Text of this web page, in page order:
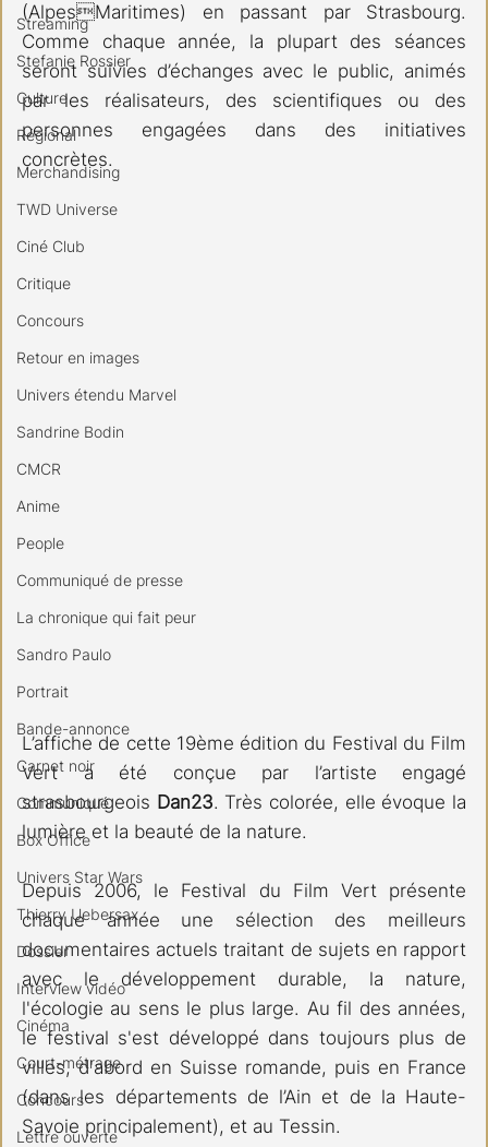
Streaming
Stefanie Rossier
Culture
Régional
Merchandising
TWD Universe
Ciné Club
Critique
Concours
Retour en images
Univers étendu Marvel
Sandrine Bodin
CMCR
Anime
People
Communiqué de presse
La chronique qui fait peur
Sandro Paulo
Portrait
Bande-annonce
Carnet noir
Communiqué
Box Office
Univers Star Wars
Thierry Uebersax
Dossier
Interview vidéo
Cinéma
Court-métrage
Concours
Lettre ouverte
(AlpesMaritimes) en passant par Strasbourg.
Comme chaque année, la plupart des séances
seront suivies d’échanges avec le public, animés
par les réalisateurs, des scientifiques ou des
personnes engagées dans des initiatives
concrètes.
L’affiche de cette 19ème édition du Festival du Film
Vert a été conçue par l’artiste engagé
strasbourgeois Dan23. Très colorée, elle évoque la
lumière et la beauté de la nature.
Depuis 2006, le Festival du Film Vert présente
chaque année une sélection des meilleurs
documentaires actuels traitant de sujets en rapport
avec le développement durable, la nature,
l'écologie au sens le plus large. Au fil des années,
le festival s'est développé dans toujours plus de
villes, d'abord en Suisse romande, puis en France
(dans les départements de l’Ain et de la Haute-
Savoie principalement), et au Tessin.